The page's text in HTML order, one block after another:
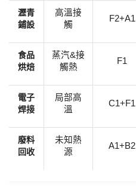
​瀝青
鋪設​
高溫接
觸
F2+A1
​食品
烘焙​
蒸汽&接
觸熱
F1
​電子
焊接​
局部高
溫
C1+F1
​廢料
回收​
未知熱
源
A1+B2